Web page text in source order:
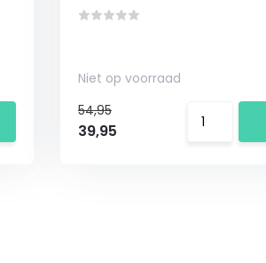
Niet op voorraad
54,95
39,95